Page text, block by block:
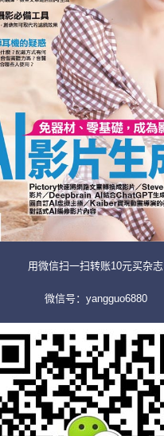
用微信扫一扫转账10元买杂志
微信号：yangguo6880